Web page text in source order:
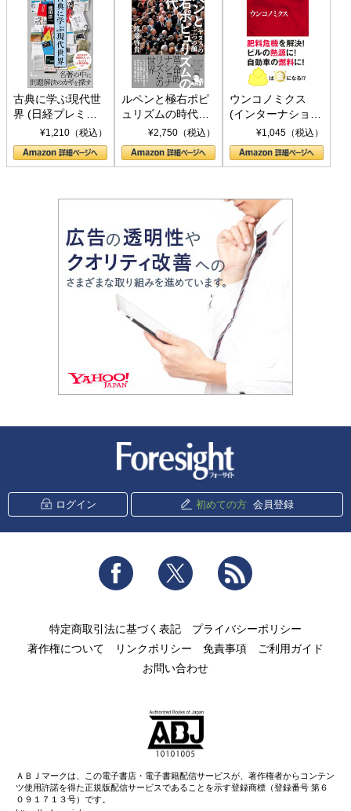
古典に学ぶ現代世
界 (日経プレミア
シリーズ)¥1,210（税込）
ルペンと極右ポピ
ュリズムの時代：
〈ヤヌス〉の二つ
の顔
¥2,750（税込）
ウンコノミクス
(インターナショナ
ル新書)¥1,045（税込）
ログイン 初めての方 会員登録
Facebook Twitter
特定商取引法に基づく表記
プライバシーポリシー
著作権について
リンクポリシー 免責事項
ご利用ガイド
お問い合わせ
ＡＢＪマークは、この電子書店・電子書籍配信サービスが、著作権者からコンテン
ツ使用許諾を得た正規版配信サービスであることを示す登録商標（登録番号 第６
０９１７１３号）です。